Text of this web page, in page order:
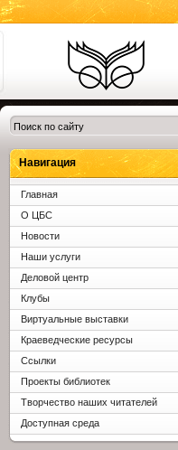
Библиотеки
Клина. Клинская
ЦБС.
Навигация
Главная
О ЦБС
Новости
Наши услуги
Деловой центр
Клубы
Виртуальные выставки
Краеведческие ресурсы
Ссылки
Проекты библиотек
Творчество наших читателей
Доступная среда